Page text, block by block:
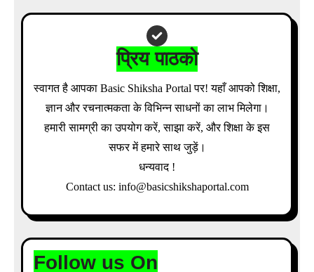
प्रिय पाठको
स्वागत है आपका Basic Shiksha Portal पर! यहाँ आपको शिक्षा,
ज्ञान और रचनात्मकता के विभिन्न साधनों का लाभ मिलेगा।
हमारी सामग्री का उपयोग करें, साझा करें, और शिक्षा के इस
सफर में हमारे साथ जुड़ें।
धन्यवाद !
Contact us: info@basicshikshaportal.com
Follow us On